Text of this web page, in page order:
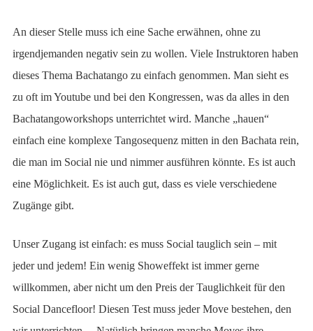
An dieser Stelle muss ich eine Sache erwähnen, ohne zu
irgendjemanden negativ sein zu wollen. Viele Instruktoren haben
dieses Thema Bachatango zu einfach genommen. Man sieht es
zu oft im Youtube und bei den Kongressen, was da alles in den
Bachatangoworkshops unterrichtet wird. Manche „hauen“
einfach eine komplexe Tangosequenz mitten in den Bachata rein,
die man im Social nie und nimmer ausführen könnte. Es ist auch
eine Möglichkeit. Es ist auch gut, dass es viele verschiedene
Zugänge gibt.
Unser Zugang ist einfach: es muss Social tauglich sein – mit
jeder und jedem! Ein wenig Showeffekt ist immer gerne
willkommen, aber nicht um den Preis der Tauglichkeit für den
Social Dancefloor! Diesen Test muss jeder Move bestehen, den